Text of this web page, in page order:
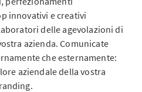
innovativi e creativi
delle agevolazioni di
azienda. Comunicate
che esternamente:
aziendale della vostra